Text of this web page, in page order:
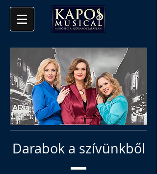
Darabok a szívünkből